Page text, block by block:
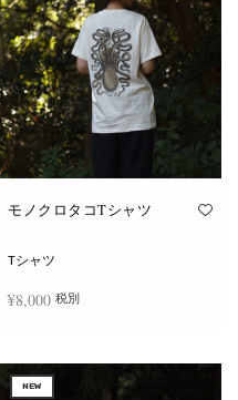
モノクロタコTシャツ
Tシャツ
¥8,000 税別
の
商
品
NEW